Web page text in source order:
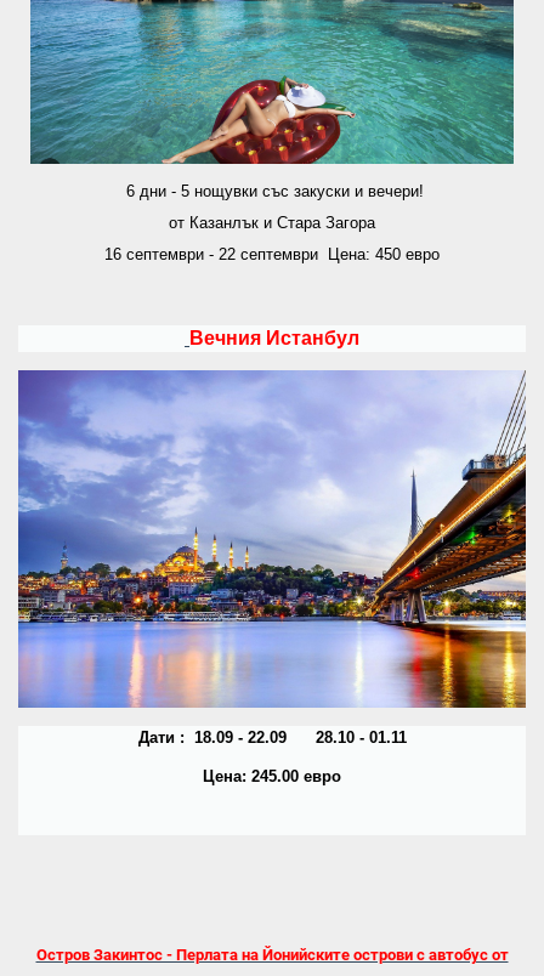
6 дни - 5 нощувки със закуски и вечери!
от Казанлък и Стара Загора
16 септември - 22 септември Цена: 450 евро
Вечния Истанбул
Дати : 18.09 - 22.09 28.10 - 01.11
Цена: 245.00 евро
Остров Закинтос - Перлата на Йонийските острови с автобус от